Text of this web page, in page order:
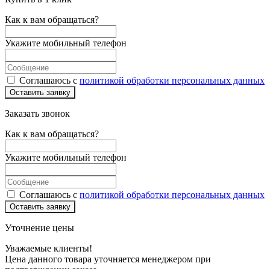
Как к вам обращаться?
Укажите мобильный телефон
Соглашаюсь с политикой обработки персональных данных
Оставить заявку
Заказать звонок
Как к вам обращаться?
Укажите мобильный телефон
Соглашаюсь с политикой обработки персональных данных
Оставить заявку
Уточнение цены
Уважаемые клиенты!
Цена данного товара уточняется менеджером при